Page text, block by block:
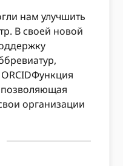
нам улучшить
В своей новой
организации